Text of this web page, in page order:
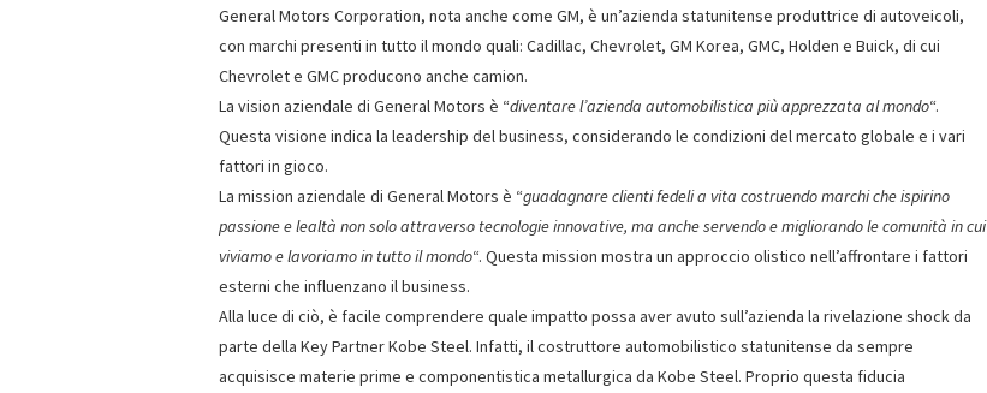
General Motors Corporation, nota anche come GM, è un’azienda statunitense produttrice di autoveicoli,
con marchi presenti in tutto il mondo quali: Cadillac, Chevrolet, GM Korea, GMC, Holden e Buick, di cui
Chevrolet e GMC producono anche camion.
La vision aziendale di General Motors è “diventare l’azienda automobilistica più apprezzata al mondo“.
Questa visione indica la leadership del business, considerando le condizioni del mercato globale e i vari
fattori in gioco.
La mission aziendale di General Motors è “guadagnare clienti fedeli a vita costruendo marchi che ispirino
passione e lealtà non solo attraverso tecnologie innovative, ma anche servendo e migliorando le comunità in cui
viviamo e lavoriamo in tutto il mondo“. Questa mission mostra un approccio olistico nell’affrontare i fattori
esterni che influenzano il business.
Alla luce di ciò, è facile comprendere quale impatto possa aver avuto sull’azienda la rivelazione shock da
parte della Key Partner Kobe Steel. Infatti, il costruttore automobilistico statunitense da sempre
acquisisce materie prime e componentistica metallurgica da Kobe Steel. Proprio questa fiducia